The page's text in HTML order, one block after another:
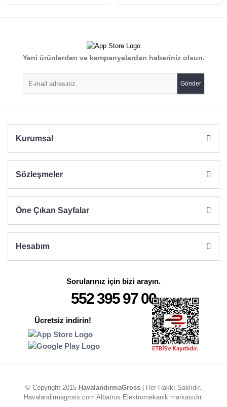
Yeni ürünlerden ve kampanyalardan haberiniz olsun.
Gönder
Kurumsal
Sözleşmeler
Öne Çıkan Sayfalar
Hesabım
Sorularınız için bizi arayın.
552 395 97 00
Ücretsiz indirin!
© Copyright 2015 HavalandırmaGross | Her Hakkı Saklıdır.
Havalandirmagross.com Albatros Elektromekanik markasıdır.